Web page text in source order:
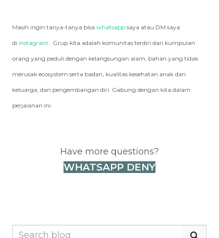
Masih ingin tanya-tanya bisa whatsapp saya atau DM saya
di instagram . Grup kita adalah komunitas terdiri dari kumpulan
orang yang peduli dengan kelangsungan alam, bahan yang tidak
merusak ecosystem serta badan, kualitas kesehatan anak dan
keluarga, dan pengembangan diri. Gabung dengan kita dalam
perjalanan ini.
Have more questions?
WHATSAPP DENY